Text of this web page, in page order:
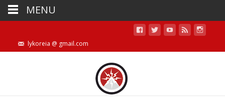
lykoreia @ gmail.com
MENU